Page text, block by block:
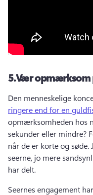
5.Vær opmærksom
Den menneskelige
ringere end for en
opmærksomheden hos
sekunder eller mindre?
når de er korte og søde.
seerne, jo mere
har delt.
Seernes engagement